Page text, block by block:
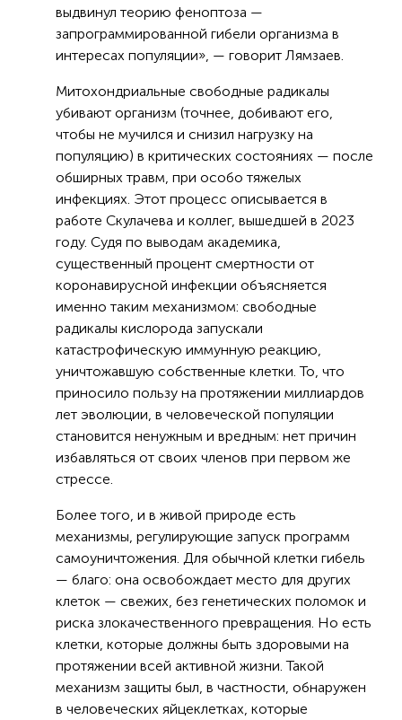
выдвинул теорию феноптоза —
запрограммированной гибели организма в
интересах популяции», — говорит Лямзаев.
Митохондриальные свободные радикалы
убивают организм (точнее, добивают его,
чтобы не мучился и снизил нагрузку на
популяцию) в критических состояниях — после
обширных травм, при особо тяжелых
инфекциях. Этот процесс описывается в
работе Скулачева и коллег, вышедшей в 2023
году. Судя по выводам академика,
существенный процент смертности от
коронавирусной инфекции объясняется
именно таким механизмом: свободные
радикалы кислорода запускали
катастрофическую иммунную реакцию,
уничтожавшую собственные клетки. То, что
приносило пользу на протяжении миллиардов
лет эволюции, в человеческой популяции
становится ненужным и вредным: нет причин
избавляться от своих членов при первом же
стрессе.
Более того, и в живой природе есть
механизмы, регулирующие запуск программ
самоуничтожения. Для обычной клетки гибель
— благо: она освобождает место для других
клеток — свежих, без генетических поломок и
риска злокачественного превращения. Но есть
клетки, которые должны быть здоровыми на
протяжении всей активной жизни. Такой
механизм защиты был, в частности, обнаружен
в человеческих яйцеклетках, которые